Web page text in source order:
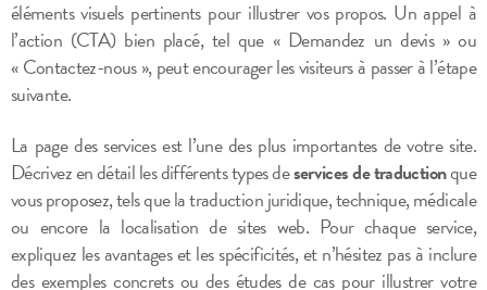
éléments visuels pertinents pour illustrer vos propos. Un appel à
l’action (CTA) bien placé, tel que « Demandez un devis » ou
« Contactez-nous », peut encourager les visiteurs à passer à l’étape
suivante.
La page des services est l’une des plus importantes de votre site.
Décrivez en détail les différents types deservices de traductionque
vous proposez, tels que la traduction juridique, technique, médicale
ou encore la localisation de sites web. Pour chaque service,
expliquez les avantages et les spécificités, et n’hésitez pas à inclure
des exemples concrets ou des études de cas pour illustrer votre